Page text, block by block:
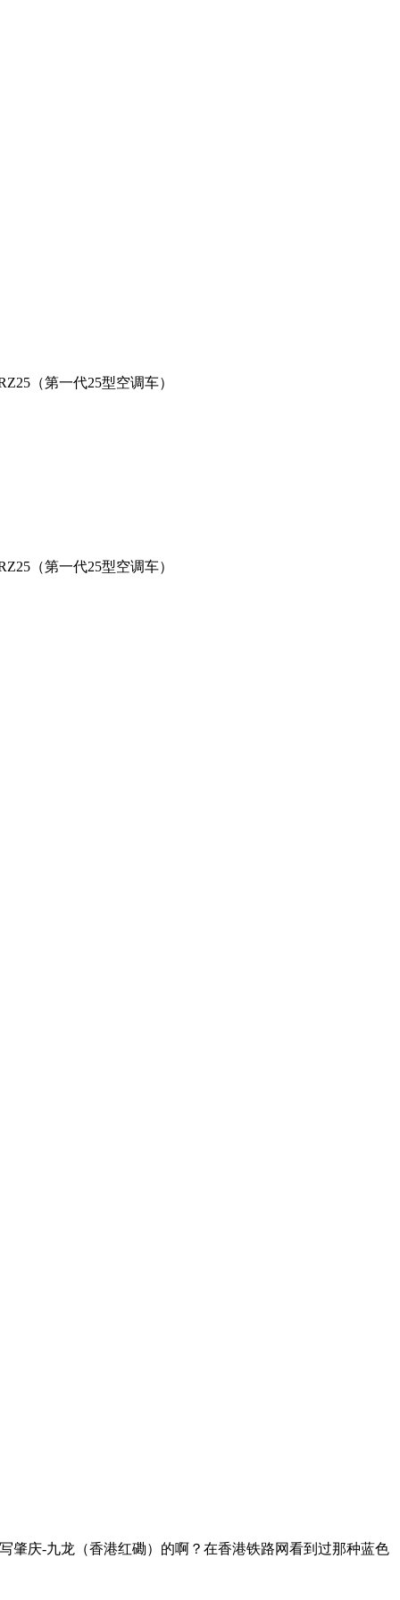
（第一代25型空调车）
（第一代25型空调车）
肇庆-九龙（香港红磡）的啊？ 在香港铁路网看到过那种蓝色